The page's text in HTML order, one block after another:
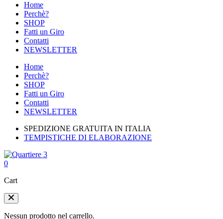
Home
Perchè?
SHOP
Fatti un Giro
Contatti
NEWSLETTER
Home
Perchè?
SHOP
Fatti un Giro
Contatti
NEWSLETTER
SPEDIZIONE GRATUITA IN ITALIA
TEMPISTICHE DI ELABORAZIONE
0
Cart
Nessun prodotto nel carrello.